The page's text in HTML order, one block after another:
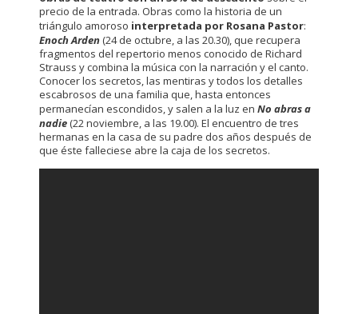
precio de la entrada. Obras como la historia de un
triángulo amoroso interpretada por Rosana Pastor:
Enoch Arden (24 de octubre, a las 20.30), que recupera
fragmentos del repertorio menos conocido de Richard
Strauss y combina la música con la narración y el canto.
Conocer los secretos, las mentiras y todos los detalles
escabrosos de una familia que, hasta entonces
permanecían escondidos, y salen a la luz en No abras a
nadie (22 noviembre, a las 19.00). El encuentro de tres
hermanas en la casa de su padre dos años después de
que éste falleciese abre la caja de los secretos.